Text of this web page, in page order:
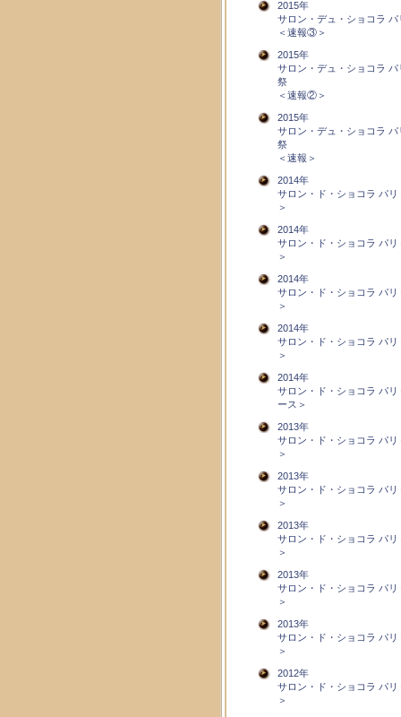
2015年
サロン・デュ・ショコラ パ
＜速報③＞
2015年
サロン・デュ・ショコラ パ
祭
＜速報②＞
2015年
サロン・デュ・ショコラ パ
祭
＜速報＞
2014年
サロン・ド・ショコラ パリ
＞
2014年
サロン・ド・ショコラ パリ
＞
2014年
サロン・ド・ショコラ パリ
＞
2014年
サロン・ド・ショコラ パリ
＞
2014年
サロン・ド・ショコラ パリ
ース＞
2013年
サロン・ド・ショコラ パリ
＞
2013年
サロン・ド・ショコラ パリ
＞
2013年
サロン・ド・ショコラ パリ
＞
2013年
サロン・ド・ショコラ パリ
＞
2013年
サロン・ド・ショコラ パリ
＞
2012年
サロン・ド・ショコラ パリ
＞